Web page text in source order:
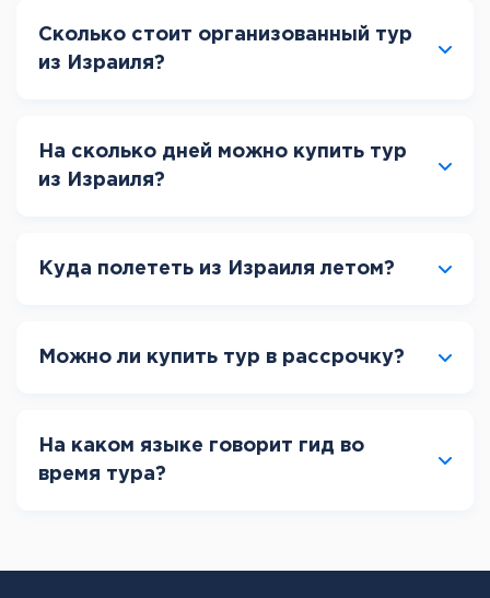
Сколько стоит организованный тур
из Израиля?
На сколько дней можно купить тур
из Израиля?
Куда полететь из Израиля летом?
Можно ли купить тур в рассрочку?
На каком языке говорит гид во
время тура?